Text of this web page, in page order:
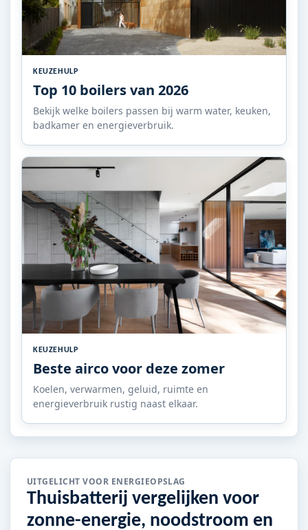
KEUZEHULP
Top 10 boilers van 2026
Bekijk welke boilers passen bij warm water, keuken,
badkamer en energieverbruik.
KEUZEHULP
Beste airco voor deze zomer
Koelen, verwarmen, geluid, ruimte en
energieverbruik rustig naast elkaar.
UITGELICHT VOOR ENERGIEOPSLAG
Thuisbatterij vergelijken voor
zonne-energie, noodstroom en